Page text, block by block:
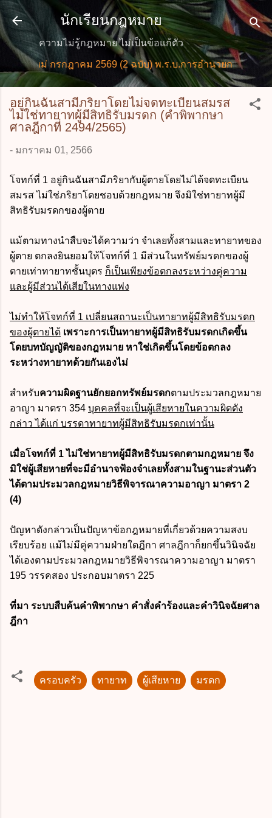
ข้ามไปที่เนื้อหาหลัก
นักเรียนกฎหมาย
ความไม่รู้กฎหมาย ไม่เป็นข้อแก้ตัว
ใหม่ กรกฎาคม 2569 (2 ฉบับ) พ.ร.บ.การอำนวยการความสะ
อยู่กินฉันสามีภริยาโดยไม่จดทะเบียนสมรส
ไม่ใช่ทายาทผู้มีสิทธิรับมรดก (คำพิพากษา
ศาลฎีกาที่ 2494/2565)
- มกราคม 01, 2566
โจทก์ที่ 1 อยู่กินฉันสามีภริยากับผู้ตายโดยไม่ได้จดทะเบียน
สมรส ไม่ใช่ภริยาโดยชอบด้วยกฎหมาย จึงมิใช่ทายาทผู้มี
สิทธิรับมรดกของผู้ตาย
แม้ตามทางนำสืบจะได้ความว่า จำเลยทั้งสามและทายาทของ
ผู้ตาย ตกลงยินยอมให้โจทก์ที่ 1 มีส่วนในทรัพย์มรดกของผู้
ตายเท่าทายาทชั้นบุตร ก็เป็นเพียงข้อตกลงระหว่างคู่ความ
และผู้มีส่วนได้เสียในทางแพ่ง
ไม่ทำให้โจทก์ที่ 1 เปลี่ยนสถานะเป็นทายาทผู้มีสิทธิรับมรดก
ของผู้ตายได้ เพราะการเป็นทายาทผู้มีสิทธิรับมรดกเกิดขึ้น
โดยบทบัญญัติของกฎหมาย หาใช่เกิดขึ้นโดยข้อตกลง
ระหว่างทายาทด้วยกันเองไม่
สำหรับความผิดฐานยักยอกทรัพย์มรดกตามประมวลกฎหมาย
อาญา มาตรา 354 บุคคลที่จะเป็นผู้เสียหายในความผิดดัง
กล่าว ได้แก่ บรรดาทายาทผู้มีสิทธิรับมรดกเท่านั้น
เมื่อโจทก์ที่ 1 ไม่ใช่ทายาทผู้มีสิทธิรับมรดกตามกฎหมาย จึง
มิใช่ผู้เสียหายที่จะมีอำนาจฟ้องจำเลยทั้งสามในฐานะส่วนตัว
ได้ตามประมวลกฎหมายวิธีพิจารณาความอาญา มาตรา 2
(4)
ปัญหาดังกล่าวเป็นปัญหาข้อกฎหมายที่เกี่ยวด้วยความสงบ
เรียบร้อย แม้ไม่มีคู่ความฝ่ายใดฎีกา ศาลฎีกาก็ยกขึ้นวินิจฉัย
ได้เองตามประมวลกฎหมายวิธีพิจารณาความอาญา มาตรา
195 วรรคสอง ประกอบมาตรา 225
ที่มา ระบบสืบค้นคำพิพากษา คำสั่งคำร้องและคำวินิจฉัยศาล
ฎีกา
ครอบครัว ทายาท ผู้เสียหาย มรดก